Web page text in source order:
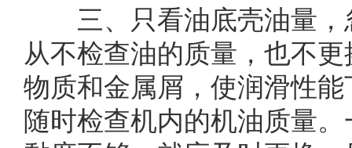
三、只看油底壳油量，
从不检查油的质量，也不
物质和金属屑，使润滑性
随时检查机内的机油质量